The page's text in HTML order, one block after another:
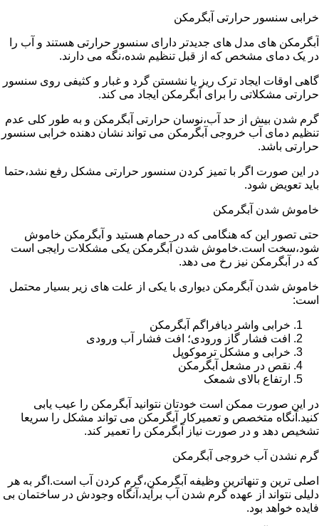
خرابی سنسور حرارتی آبگرمکن
آبگرمکن های مدل های جدیدتر دارای سنسور حرارتی هستند و آب را
در یک دمای مشخص که از قبل تنظیم شده،نگه می دارند.
گاهی اوقات ایجاد ترک ریز یا نشستن گرد و غبار و کثیفی روی سنسور
حرارتی مشکلاتی را برای آبگرمکن ایجاد می کند.
گرم شدن بیش از حد آب،نوسان حرارتی آبگرمکن و به طور کلی عدم
تنظیم دمای آب خروجی آبگرمکن می تواند نشان دهنده خرابی سنسور
حرارتی باشد.
در این صورت اگر با تمیز کردن سنسور حرارتی مشکل رفع نشد،حتما
باید تعویض شود.
خاموش شدن آبگرمکن
حتی تصور این که هنگامی که در حمام هستید و آبگرمکن خاموش
شود،سخت است.خاموش شدن آبگرمکن یکی مشکلات رایجی است
که در آبگرمکن نیز رخ می دهد.
خاموش شدن آبگرمکن دیواری با یکی از علت های زیر بسیار محتمل
است:
خرابی واشر دیافراگم آبگرمکن
افت فشار گاز ورودی؛ افت فشار آب ورودی
خرابی و مشکل ترموکوپل
نقص در مشعل آبگرمکن
ارتفاع بالای شمعک
در این صورت ممکن است خودتان نتوانید آبگرمکن را عیب یابی
کنید.آنگاه متخصص و تعمیرکار آبگرمکن می تواند مشکل را سریعا
تشخیص دهد و در صورت نیاز آبگرمکن را تعمیر کند.
گرم نشدن آب خروجی آبگرمکن
اصلی ترین و تنهاترین وظیفه آبگرمکن،گرم کردن آب است.اگر به هر
دلیلی نتواند از عهده گرم شدن آب برآید،آنگاه وجودش در ساختمان بی
فایده خواهد بود.